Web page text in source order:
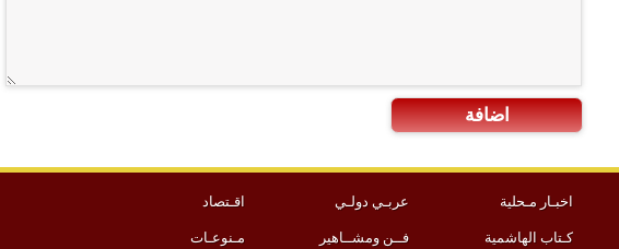
اضافة
اخبـار مـحلية عربـي دولـي اقـتصاد
كـتاب الهاشمية فــن ومشــاهير مـنوعـات